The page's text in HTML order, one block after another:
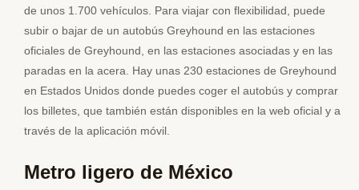
de unos 1.700 vehículos. Para viajar con flexibilidad, puede
subir o bajar de un autobús Greyhound en las estaciones
oficiales de Greyhound, en las estaciones asociadas y en las
paradas en la acera. Hay unas 230 estaciones de Greyhound
en Estados Unidos donde puedes coger el autobús y comprar
los billetes, que también están disponibles en la web oficial y a
través de la aplicación móvil.
Metro ligero de México